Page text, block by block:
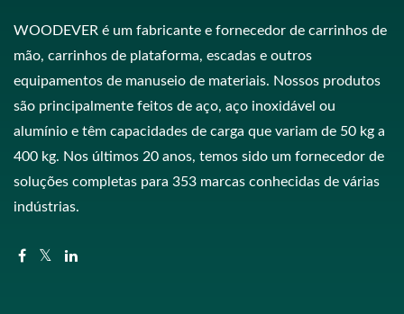
WOODEVER é um fabricante e fornecedor de carrinhos de
mão, carrinhos de plataforma, escadas e outros
equipamentos de manuseio de materiais. Nossos produtos
são principalmente feitos de aço, aço inoxidável ou
alumínio e têm capacidades de carga que variam de 50 kg a
400 kg. Nos últimos 20 anos, temos sido um fornecedor de
soluções completas para 353 marcas conhecidas de várias
indústrias.